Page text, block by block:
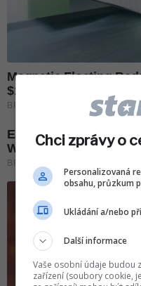
Chci zprávy o
Personalizovaná
obsahu, průzkum
Ukládání a/nebo
Další informace
Vaše osobní údaje budou
zařízení (soubory cookie,